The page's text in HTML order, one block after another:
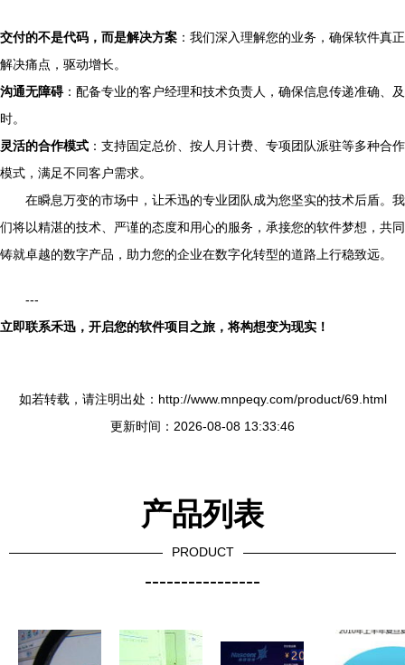
交付的不是代码，而是解决方案 ：我们深入理解您的业务，确保软件真正
解决痛点，驱动增长。
沟通无障碍：配备专业的客户经理和技术负责人，确保信息传递准确、及
时。
灵活的合作模式 ：支持固定总价、按人月计费、专项团队派驻等多种合作
模式，满足不同客户需求。
在瞬息万变的市场中，让禾迅的专业团队成为您坚实的技术后盾。我
们将以精湛的技术、严谨的态度和用心的服务，承接您的软件梦想，共同
铸就卓越的数字产品，助力您的企业在数字化转型的道路上行稳致远。
---
立即联系禾迅，开启您的软件项目之旅，将构想变为现实！
如若转载，请注明出处：http://www.mnpeqy.com/product/69.html
更新时间：2026-08-08 13:33:46
产品列表
PRODUCT
----------------